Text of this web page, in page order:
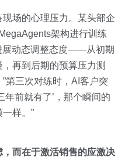
场的心理压力。某头部企
架构进行训练
展动态调整态度——从初期
再到后期的预算压力测
第三次对练时，AI客户突
年前就有了’，那个瞬间的
样。”
而在于激活销售的应激决